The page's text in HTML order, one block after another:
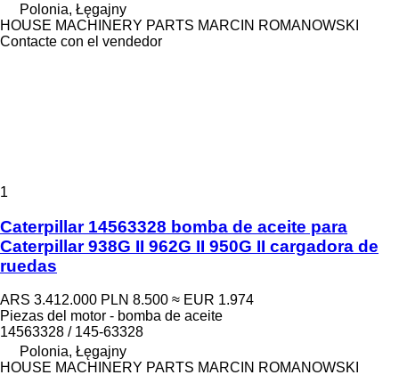
Polonia, Łęgajny
HOUSE MACHINERY PARTS MARCIN ROMANOWSKI
Contacte con el vendedor
1
Caterpillar 14563328 bomba de aceite para
Caterpillar 938G II 962G II 950G II cargadora de
ruedas
ARS 3.412.000 PLN 8.500 ≈ EUR 1.974
Piezas del motor - bomba de aceite
14563328 / 145-63328
Polonia, Łęgajny
HOUSE MACHINERY PARTS MARCIN ROMANOWSKI